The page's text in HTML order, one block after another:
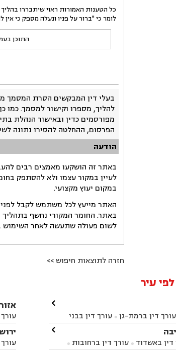
כל הטענות האמורות ראוי שיתבררו
לומר כי "ברור על פניו ונעלה מספק כי אין לנתבע
התוכן
בעלי דין המבקשים הסרת המסמך
להליך, מספרו וקישור למסמך. כמו
מפורסמים כדין ובאישור הנהלת
הפרסום, ההחלטה להסירו נתונה
הודעה
באתר זה הושקעו מאמצים רבים
לעיין במקור עצמו ולא להסתפק
במקום יעוץ מקצועי.
האתר מייעץ לכל משתמש לקבל לפני
באתר. החומר המקורי נחשף בתהליך
לשום פעולה שתעשה לאחר השימוש
חזרה לתוצאות חיפוש >>
עיר
עורך דין ברמת-גן 
עורך דין בבני
עורך דין בראשון לציון
דין בנס ציונה
עורך דין בחולון
עורך

דין באשדוד  עורך דין ברחובות 

אתא